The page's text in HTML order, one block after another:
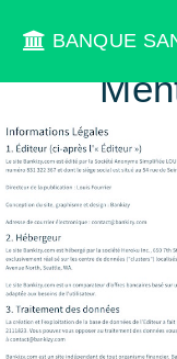
BANQUE